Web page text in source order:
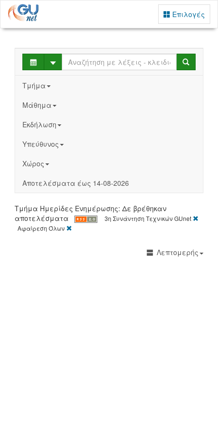
Επιλογές
Select Search
Τμήμα
Μάθημα
Εκδήλωση
Υπεύθυνος
Χώρος
Αποτελέσματα έως 14-08-2026
Τμήμα Ημερίδες Ενημέρωσης: Δε βρέθηκαν
αποτελέσματα
3η Συνάντηση Τεχνικών GUnet
Αφαίρεση Όλων
Λεπτομερής